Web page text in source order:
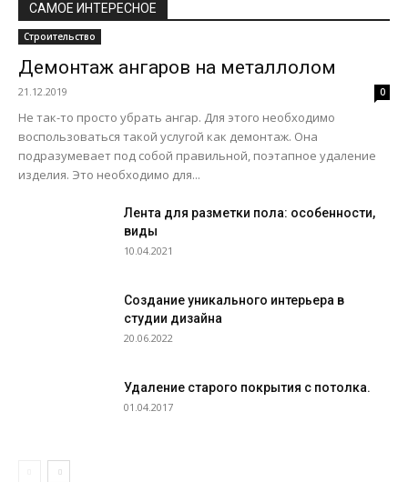
САМОЕ ИНТЕРЕСНОЕ
Строительство
Демонтаж ангаров на металлолом
21.12.2019 0
Не так-то просто убрать ангар. Для этого необходимо
воспользоваться такой услугой как демонтаж. Она
подразумевает под собой правильной, поэтапное удаление
изделия. Это необходимо для...
Лента для разметки пола: особенности,
виды
10.04.2021
Создание уникального интерьера в
студии дизайна
20.06.2022
Удаление старого покрытия с потолка.
01.04.2017